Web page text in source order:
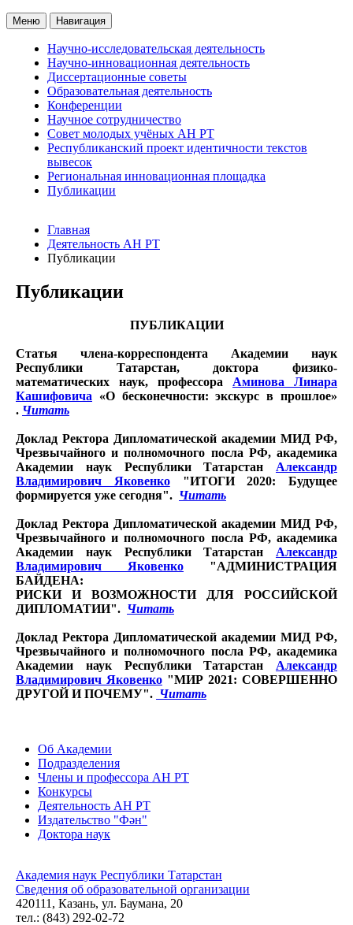
Меню Навигация
Научно-исследовательская деятельность
Научно-инновационная деятельность
Диссертационные советы
Образовательная деятельность
Конференции
Научное сотрудничество
Совет молодых учёных АН РТ
Республиканский проект идентичности текстов
вывесок
Региональная инновационная площадка
Публикации
Главная
Деятельность АН РТ
Публикации
Публикации
ПУБЛИКАЦИИ
Статья члена-корреспондента Академии наук
Республики Татарстан, доктора физико-
математических наук, профессора Аминова Линара
Кашифовича «О бесконечности: экскурс в прошлое»
. Читать
Доклад Ректора Дипломатической академии МИД РФ,
Чрезвычайного и полномочного посла РФ, академика
Академии наук Республики Татарстан Александр
Владимирович Яковенко"ИТОГИ 2020: Будущее
формируется уже сегодня". Читать
Доклад Ректора Дипломатической академии МИД РФ,
Чрезвычайного и полномочного посла РФ, академика
Академии наук Республики Татарстан Александр
Владимирович Яковенко "АДМИНИСТРАЦИЯ
БАЙДЕНА:
РИСКИ И ВОЗМОЖНОСТИ ДЛЯ РОССИЙСКОЙ
ДИПЛОМАТИИ". Читать
Доклад Ректора Дипломатической академии МИД РФ,
Чрезвычайного и полномочного посла РФ, академика
Академии наук Республики Татарстан Александр
Владимирович Яковенко "МИР 2021: СОВЕРШЕННО
ДРУГОЙ И ПОЧЕМУ". Читать
Об Академии
Подразделения
Члены и профессора АН РТ
Конкурсы
Деятельность АН РТ
Издательство "Фән"
Доктора наук
Академия наук Республики Татарстан
Сведения об образовательной организации
420111, Казань, ул. Баумана, 20
тел.: (843) 292-02-72